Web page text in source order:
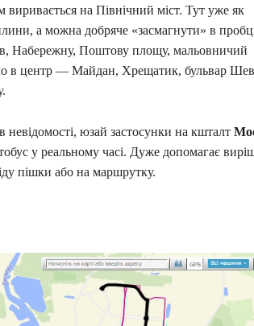
на Північний міст. Тут уже як
а можна добряче «засмагнути» в
Набережну, Поштову площу, мальовничий
в центр — Майдан, Хрещатик, бульвар
невідомості, юзай застосунки на кшталт
у реальному часі. Дуже допомагає
пішки або на маршрутку.